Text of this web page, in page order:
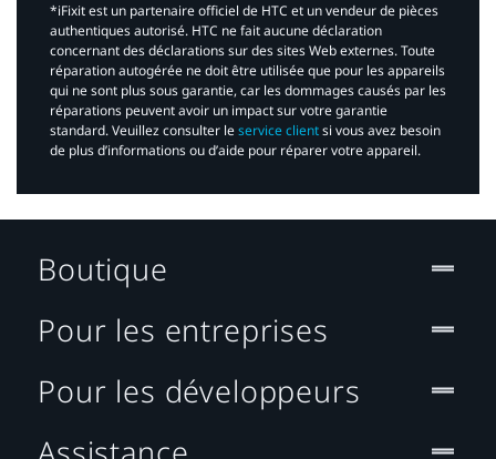
*iFixit est un partenaire officiel de HTC et un vendeur de pièces
authentiques autorisé. HTC ne fait aucune déclaration
concernant des déclarations sur des sites Web externes. Toute
réparation autogérée ne doit être utilisée que pour les appareils
qui ne sont plus sous garantie, car les dommages causés par les
réparations peuvent avoir un impact sur votre garantie
standard. Veuillez consulter leservice clientsi vous avez besoin
de plus d’informations ou d’aide pour réparer votre appareil.​
Boutique
Pour les entreprises
Pour les développeurs